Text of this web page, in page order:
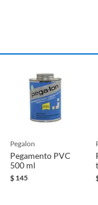
pegalon
Pegamento PVC
500 ml
$ 145